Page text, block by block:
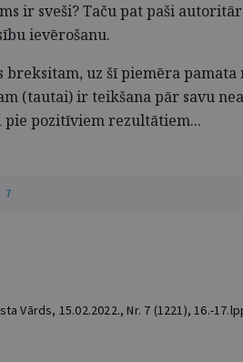
ir sveši? Taču pat paši
ievērošanu.
breksitam, uz šī piemēra
(tautai) ir teikšana pār savu
pie pozitīviem rezultātiem...
7
Vārds, 15.02.2022., Nr. 7 (1221), 16.-